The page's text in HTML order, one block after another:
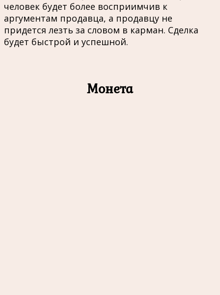
человек будет более восприимчив к
аргументам продавца, а продавцу не
придется лезть за словом в карман. Сделка
будет быстрой и успешной.
Монета